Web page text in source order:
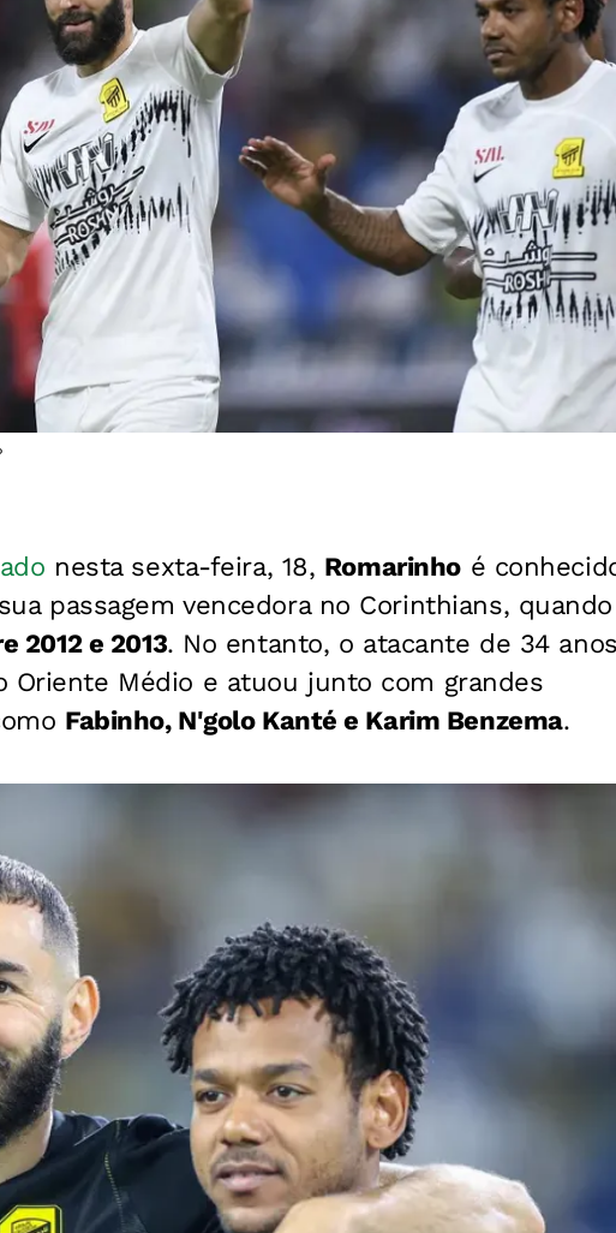
nesta sexta-feira, 18, Romarinhoé
passagem vencedora no Corinthians, quando
2012 e 2013. No entanto, o atacante de 34 anos
Médio e atuou junto com grandes
Fabinho, N'golo Kanté e Karim Benzema.